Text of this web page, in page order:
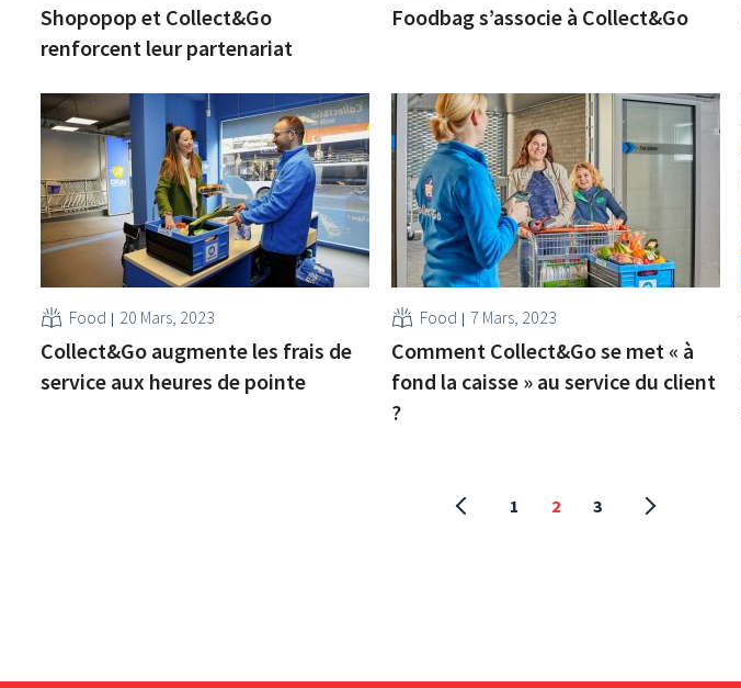
Shopopop et Collect&Go
renforcent leur partenariat
Foodbag s’associe à Collect&Go
Food 20 Mars, 2023
Collect&Go augmente les frais de
service aux heures de pointe
Food 7 Mars, 2023
Comment Collect&Go se met « à
fond la caisse » au service du client
?
1 2 3